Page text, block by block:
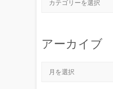
アーカイブ